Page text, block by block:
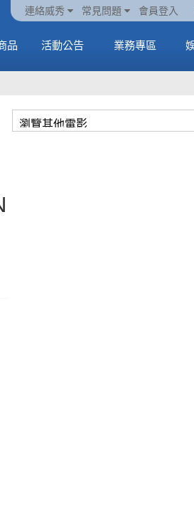
連絡威秀 常見問題 會員登入
火熱預售中《橡樹街
末日》
MORE
火熱預售
品
🥤威秀獨家電影套餐
🥤全台熱賣中
MORE
《劇場版
活動公告 業務專區